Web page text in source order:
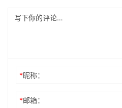
*昵称：
*邮箱：